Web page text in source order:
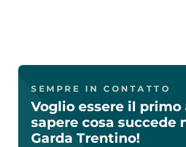
SEMPRE IN CONTATTO
Voglio essere il primo
sapere cosa succede
Garda Trentino!